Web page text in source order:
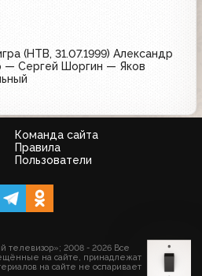
(НТВ, 31.07.1999) Александр
— Сергей Шоргин — Яков
Команда сайта
Правила
Пользователи
телевизор»; 2008 - 2026 Все
на сайте, принадлежат
на сайте не оспаривает